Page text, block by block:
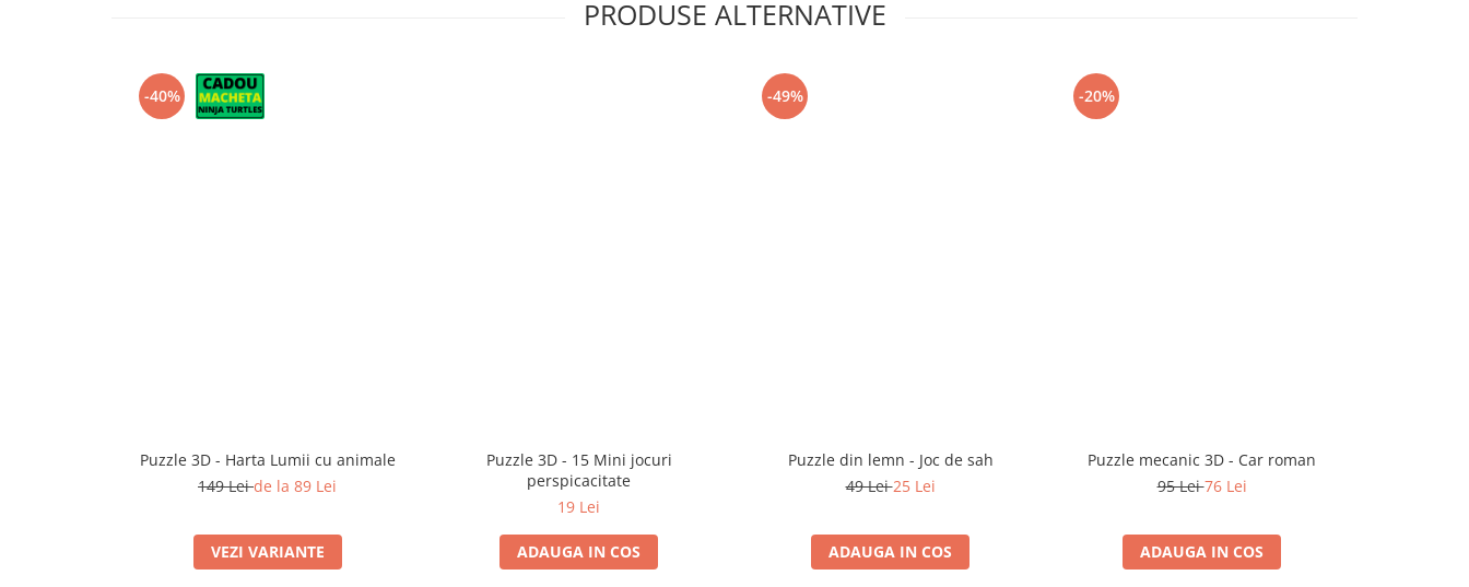
PRODUSE ALTERNATIVE
-40%
Puzzle 3D - Harta Lumii cu animale
149 Leide la 89 Lei
VEZI VARIANTE
Puzzle 3D - 15 Mini jocuri
perspicacitate
19 Lei
ADAUGA IN COS
-49%
Puzzle din lemn - Joc de sah
49 Lei25 Lei
ADAUGA IN COS
-20%
Puzzle mecanic 3D - Car roman
95 Lei76 Lei
ADAUGA IN COS